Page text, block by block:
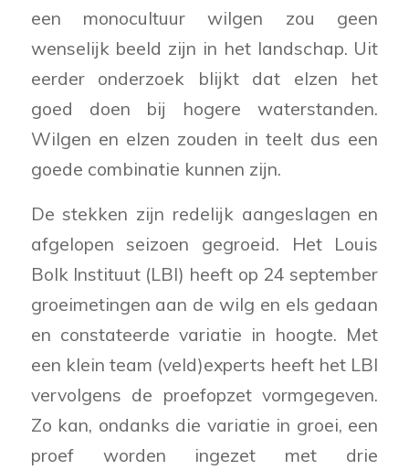
een monocultuur wilgen zou geen
wenselijk beeld zijn in het landschap. Uit
eerder onderzoek blijkt dat elzen het
goed doen bij hogere waterstanden.
Wilgen en elzen zouden in teelt dus een
goede combinatie kunnen zijn.
De stekken zijn redelijk aangeslagen en
afgelopen seizoen gegroeid. Het Louis
Bolk Instituut (LBI) heeft op 24 september
groeimetingen aan de wilg en els gedaan
en constateerde variatie in hoogte. Met
een klein team (veld)experts heeft het LBI
vervolgens de proefopzet vormgegeven.
Zo kan, ondanks die variatie in groei, een
proef worden ingezet met drie